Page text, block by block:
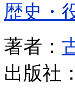
歴史・
著者：
出版社：